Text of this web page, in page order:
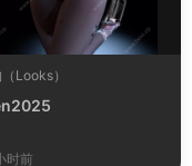
Looks）
时前